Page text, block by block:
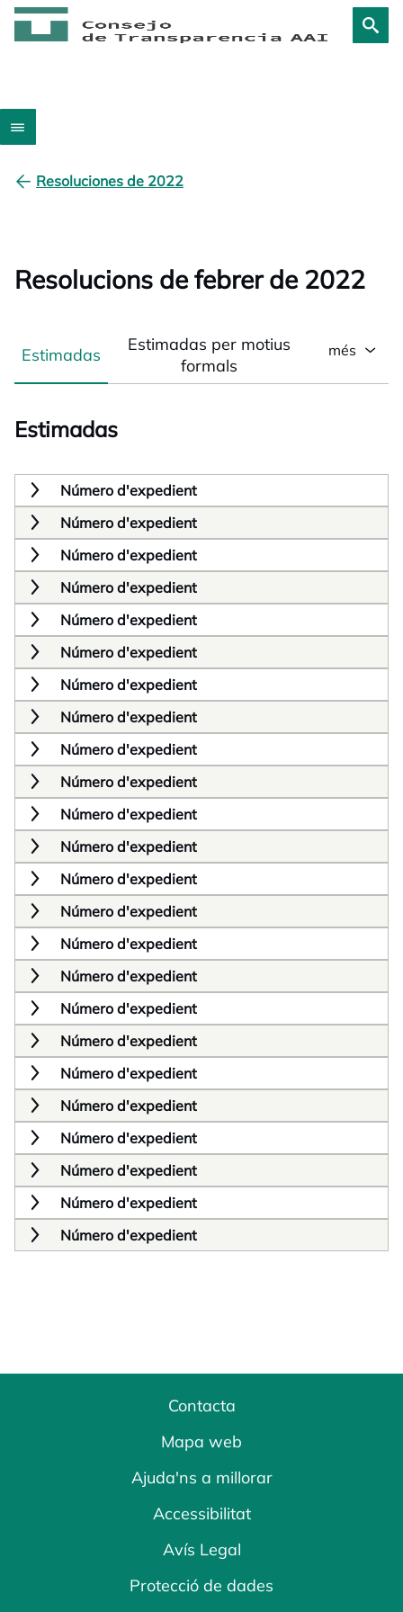
Resoluciones de 2022
Resolucions de febrer de 2022
Estimadas
Estimadas per motius
formals
més
Estimadas
Número d'expedient
Número d'expedient
Número d'expedient
Número d'expedient
Número d'expedient
Número d'expedient
Número d'expedient
Número d'expedient
Número d'expedient
Número d'expedient
Número d'expedient
Número d'expedient
Número d'expedient
Número d'expedient
Número d'expedient
Número d'expedient
Número d'expedient
Número d'expedient
Número d'expedient
Número d'expedient
Número d'expedient
Número d'expedient
Número d'expedient
Número d'expedient
Contacta
Mapa web
Ajuda'ns a millorar
Accessibilitat
Avís Legal
Protecció de dades